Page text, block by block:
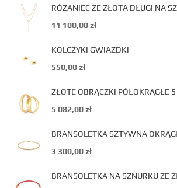
RÓŻANIEC ZE ZŁOTA DŁUGI NA
11 100,00zł
KOLCZYKI GWIAZDKI
550,00zł
ZŁOTE OBRĄCZKI PÓŁOKRĄGŁE
5 082,00zł
BRANSOLETKA SZTYWNA
3 300,00zł
BRANSOLETKA NA SZNURKU ZE